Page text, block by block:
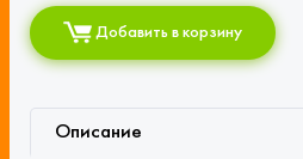
Добавить в корзину
Описание